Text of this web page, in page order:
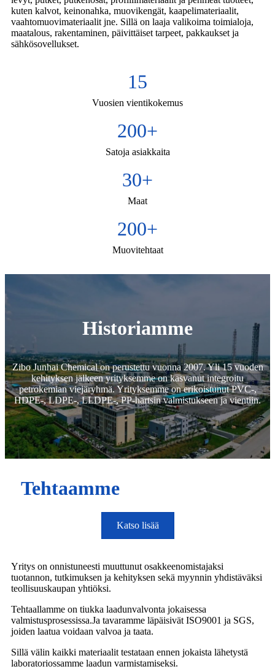
kuten kalvot, keinonahka, muovikengät, kaapelimateriaalit,
vaahtomuovimateriaalit jne. Sillä on laaja valikoima toimialoja,
maatalous, rakentaminen, päivittäiset tarpeet, pakkaukset ja
sähkösovellukset.
15
Vuosien vientikokemus
200+
Satoja asiakkaita
30+
Maat
200+
Muovitehtaat
Historiamme
Zibo Junhai Chemical on perustettu vuonna 2007. Yli 15 vuoden
kehityksen jälkeen yrityksemme on kasvanut integroitu
petrokemian viejäryhmä. Yrityksemme on erikoistunut PVC-,
HDPE-, LDPE-, LLDPE-, PP-hartsin valmistukseen ja vientiin.
Tehtaamme
Katso lisää
Yritys on onnistuneesti muuttunut osakkeenomistajaksi
tuotannon, tutkimuksen ja kehityksen sekä myynnin yhdistäväksi
teollisuuskaupan yhtiöksi.
Tehtaallamme on tiukka laadunvalvonta jokaisessa
valmistusprosessissa.Ja tavaramme läpäisivät ISO9001 ja SGS,
joiden laatua voidaan valvoa ja taata.
Sillä välin kaikki materiaalit testataan ennen jokaista lähetystä
laboratoriossamme laadun varmistamiseksi.